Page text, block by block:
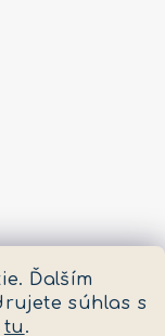
Ďalším
súhlas s
tu .